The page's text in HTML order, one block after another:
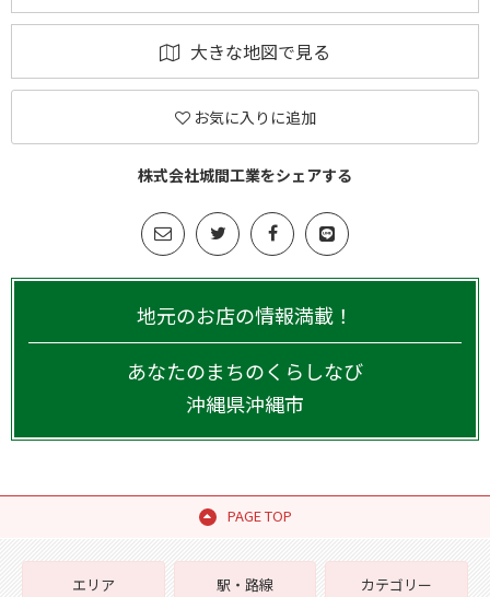
大きな地図で見る
お気に入りに追加
株式会社城間工業をシェアする
地元のお店の情報満載！
あなたのまちのくらしなび
沖縄県沖縄市
PAGE TOP
エリア
駅・路線
カテゴリー